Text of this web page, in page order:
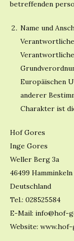
betreffenden
Name und
Europäischen
anderer
Charakter ist
Hof Gores
Inge Gores
Weller Berg 3a
46499 Hamminkeln
Deutschland
Tel.: 028525584
E-Mail: info@hof-
Website: